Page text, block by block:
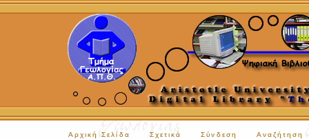
Αρχική Σελίδα Σχετικά Σύνδεση Αναζήτηση